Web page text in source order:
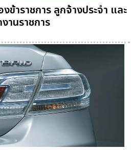
ข้าราชการ ลูกจ้างประจำ และ
านราชการ